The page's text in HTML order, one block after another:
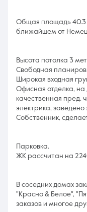
Общая площадь 40.3
ближайшем от
Высота потолка 3
Свободная
Широкая входная
Офисная отделка,
качественная пред.
электрика, заведено
Собственник,
Парковка.
ЖК рассчитан на
В соседних домах
"Красно & Белое",
заказов и многое